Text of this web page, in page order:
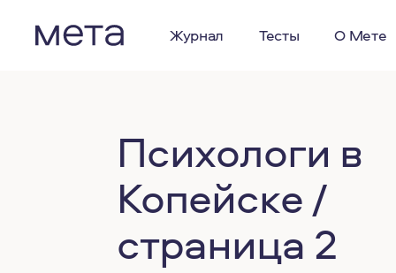
Журнал Тесты О Мете
Психологи в
Копейске /
страница 2